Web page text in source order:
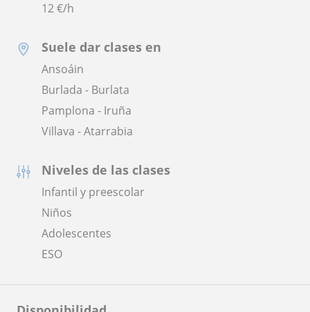
12€/h
Suele dar clases en
Ansoáin
Burlada - Burlata
Pamplona - Iruña
Villava - Atarrabia
Niveles de las clases
Infantil y preescolar
Niños
Adolescentes
ESO